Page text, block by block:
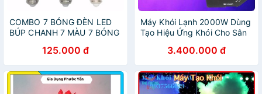
COMBO 7 BÓNG ĐÈN LED
BÚP CHANH 7 MÀU 7 BÓNG
125.000 đ
Máy Khói Lạnh 2000W Dùng
Tạo Hiệu Ứng Khói Cho Sân
3.400.000 đ